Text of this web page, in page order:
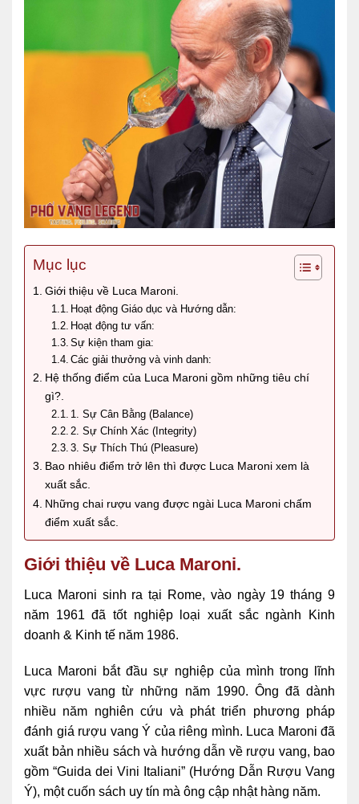
Mục lục
Giới thiệu về Luca Maroni.
Hoạt động Giáo dục và Hướng dẫn:
Hoạt động tư vấn:
Sự kiện tham gia:
Các giải thưởng và vinh danh:
Hệ thống điểm của Luca Maroni gồm những tiêu chí
gì?.
1. Sự Cân Bằng (Balance)
2. Sự Chính Xác (Integrity)
3. Sự Thích Thú (Pleasure)
Bao nhiêu điểm trở lên thì được Luca Maroni xem là
xuất sắc.
Những chai rượu vang được ngài Luca Maroni chấm
điểm xuất sắc.
Giới thiệu về Luca Maroni.
Luca Maroni sinh ra tại Rome, vào ngày 19 tháng 9
năm 1961 đã tốt nghiệp loại xuất sắc ngành Kinh
doanh & Kinh tế năm 1986.
Luca Maroni bắt đầu sự nghiệp của mình trong lĩnh
vực rượu vang từ những năm 1990. Ông đã dành
nhiều năm nghiên cứu và phát triển phương pháp
đánh giá rượu vang Ý của riêng mình. Luca Maroni đã
xuất bản nhiều sách và hướng dẫn về rượu vang, bao
gồm “Guida dei Vini Italiani” (Hướng Dẫn Rượu Vang
Ý), một cuốn sách uy tín mà ông cập nhật hàng năm.